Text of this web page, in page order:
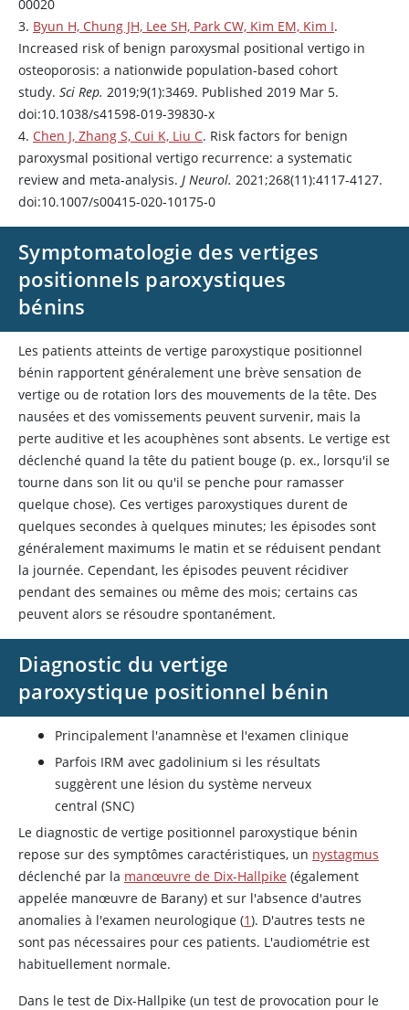
00020
3. Byun H, Chung JH, Lee SH, Park CW, Kim EM, Kim I.
Increased risk of benign paroxysmal positional vertigo in
osteoporosis: a nationwide population-based cohort
study. Sci Rep. 2019;9(1):3469. Published 2019 Mar 5.
doi:10.1038/s41598-019-39830-x
4. Chen J, Zhang S, Cui K, Liu C. Risk factors for benign
paroxysmal positional vertigo recurrence: a systematic
review and meta-analysis. J Neurol. 2021;268(11):4117-4127.
doi:10.1007/s00415-020-10175-0
Symptomatologie des vertiges
positionnels paroxystiques
bénins
Les patients atteints de vertige paroxystique positionnel
bénin rapportent généralement une brève sensation de
vertige ou de rotation lors des mouvements de la tête. Des
nausées et des vomissements peuvent survenir, mais la
perte auditive et les acouphènes sont absents. Le vertige est
déclenché quand la tête du patient bouge (p. ex., lorsqu'il se
tourne dans son lit ou qu'il se penche pour ramasser
quelque chose). Ces vertiges paroxystiques durent de
quelques secondes à quelques minutes; les épisodes sont
généralement maximums le matin et se réduisent pendant
la journée. Cependant, les épisodes peuvent récidiver
pendant des semaines ou même des mois; certains cas
peuvent alors se résoudre spontanément.
Diagnostic du vertige
paroxystique positionnel bénin
Principalement l'anamnèse et l'examen clinique
Parfois IRM avec gadolinium si les résultats
suggèrent une lésion du système nerveux
central (SNC)
Le diagnostic de vertige positionnel paroxystique bénin
repose sur des symptômes caractéristiques, un nystagmus
déclenché par la manœuvre de Dix-Hallpike (également
appelée manœuvre de Barany) et sur l'absence d'autres
anomalies à l'examen neurologique (1). D'autres tests ne
sont pas nécessaires pour ces patients. L'audiométrie est
habituellement normale.
Dans le test de Dix-Hallpike (un test de provocation pour le